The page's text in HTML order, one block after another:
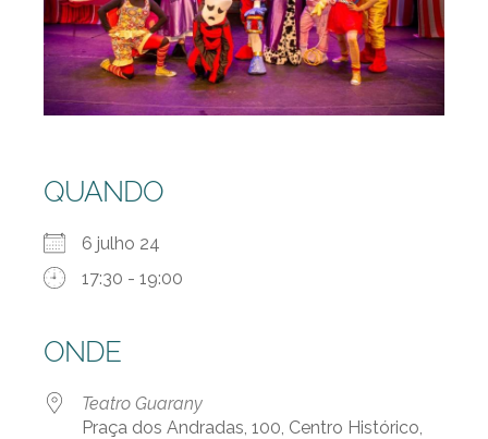
QUANDO
6 julho 24
17:30 - 19:00
ONDE
Teatro Guarany
Praça dos Andradas, 100, Centro Histórico,